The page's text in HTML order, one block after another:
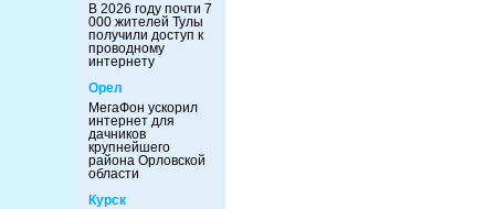
В 2026 году почти 7
000 жителей Тулы
получили доступ к
проводному
интернету
Орел
МегаФон ускорил
интернет для
дачников
крупнейшего
района Орловской
области
Курск